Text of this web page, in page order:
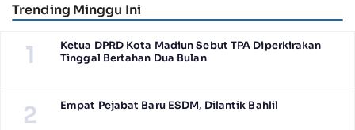
Trending Minggu Ini
1
Ketua DPRD Kota Madiun Sebut TPA Diperkirakan
Tinggal Bertahan Dua Bulan
2 Empat Pejabat Baru ESDM, Dilantik Bahlil